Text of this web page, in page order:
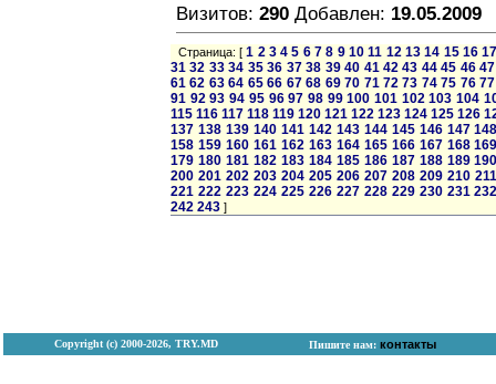
Визитов: 290 Добавлен: 19.05.2009
Страница: [1 2 3 4 5 6 7 8 9 10 11 12 13 14 15 16
31 32 33 34 35 36 37 38 39 40 41 42 43 44 45 46 47
61 62 63 64 65 66 67 68 69 70 71 72 73 74 75 76 77
91 92 93 94 95 96 97 98 99 100 101 102 103 104
115 116 117 118 119 120 121 122 123 124 125 126
137 138 139 140 141 142 143 144 145 146 147
158 159 160 161 162 163 164 165 166 167 168
179 180 181 182 183 184 185 186 187 188 189
200 201 202 203 204 205 206 207 208 209 210 211
221 222 223 224 225 226 227 228 229 230 231
242 243 ]
Copyright (с) 2000-2026, TRY.MD Пишите нам: контакты